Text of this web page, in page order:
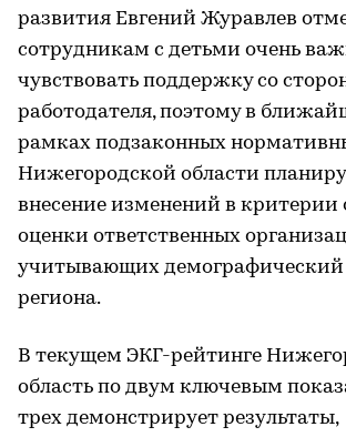
развития Евгений Журавлев
сотрудникам с детьми очень
чувствовать поддержку со
работодателя, поэтому в
рамках подзаконных
Нижегородской области
внесение изменений в критерии
оценки ответственных
учитывающих демографический
региона.
В текущем ЭКГ-рейтинге
область по двум ключевым
трех демонстрирует результаты,